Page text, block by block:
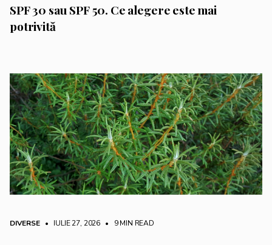
SPF 30 sau SPF 50. Ce alegere este mai
potrivită
DIVERSE • IULIE 27, 2026 • 9 MIN READ